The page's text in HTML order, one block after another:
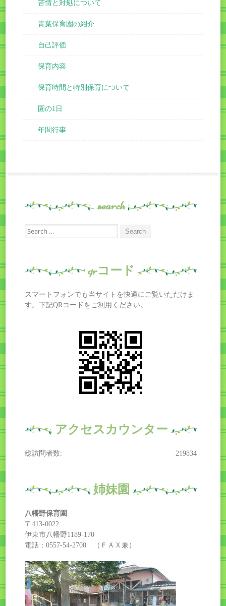
苦情と対処について
青葉保育園の紹介
自己評価
保育内容
保育時間と特別保育について
園の1日
年間行事
search
Search
for:
qrコード
スマートフォンでも当サイトを快適にご覧いただけま
す。下記QRコードをご利用ください。
アクセスカウンター
219834
総訪問者数:
姉妹園
八幡野保育園
〒413-0022
伊東市八幡野1189-170
電話：0557-54-2700 （ＦＡＸ兼）